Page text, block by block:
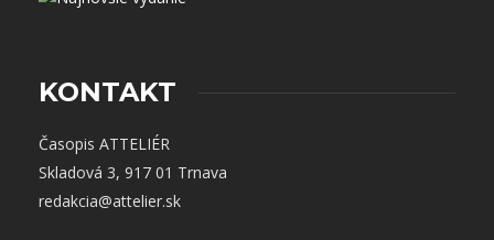
KONTAKT
Časopis ATTELIÉR
Skladová 3, 917 01 Trnava
redakcia@attelier.sk